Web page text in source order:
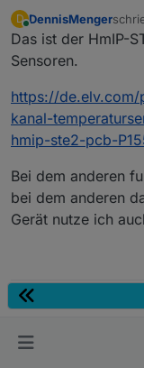
D
Online
DennisMenger
Das ist der HmIP-
Sensoren.
https://
kanal-
hmip-ste2-pcb-
Bei dem anderen
bei dem anderen
Gerät nutze ich